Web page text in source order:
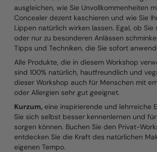
ausgleichen, wie Sie Unvollkommenheiten
Concealer dezent kaschieren und wie Sie
Lippen natürlich wirken lassen. Egal, ob Sie
oder nur zu besonderen Anlässen
Tipps und Techniken, die Sie sofort
Alle Produkte, die in diesem Workshop
sind 100% natürlich, hautfreundlich und
dieser Workshop auch für Menschen mit
oder Allergien sehr gut geeignet.
Kurzum, eine inspirierende und lehrreiche
Sie sich selbst besser kennenlernen und
sorgen können. Buchen Sie den Privat-
entdecken Sie die Kraft des natürlichen
eigenen Tempo.